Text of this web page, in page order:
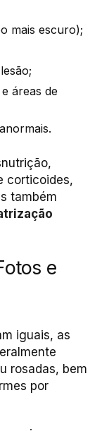
mais escuro);
áreas de
corticoides,
também
e
iguais, as
rosadas, bem
por